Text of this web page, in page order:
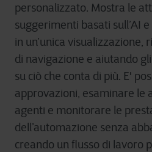
personalizzato. Mostra le
suggerimenti basati sull’AI
in un’unica visualizzazione,
di navigazione e aiutando
su ciò che conta di più. E'
approvazioni, esaminare le
agenti e monitorare le
dell’automazione senza
creando un flusso di lavoro